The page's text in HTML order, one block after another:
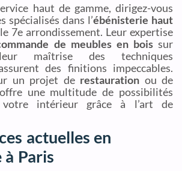
haut de gamme, dirigez-vous
spécialisés dans l’ébénisterie haut
7e arrondissement. Leur expertise
de meubles en boissur
maîtrise des techniques
des finitions impeccables.
un projet de restauration ou de
une multitude de possibilités
intérieur grâce à l’art de
actuelles en
Paris